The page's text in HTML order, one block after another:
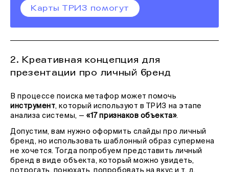
Карты ТРИЗ помогут
2. Креативная концепция для
презентации про личный бренд
В процессе поиска метафор может помочь
инструмент, который используют в ТРИЗ на этапе
анализа системы, —«17 признаков объекта».
Допустим, вам нужно оформить слайды про личный
бренд, но использовать шаблонный образ супермена
не хочется. Тогда попробуем представить личный
бренд в виде объекта, который можно увидеть,
потрогать, понюхать, попробовать на вкус и т. д.